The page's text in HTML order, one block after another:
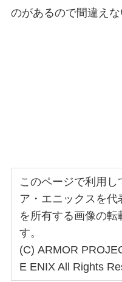
のがあるので間違え
このページで利用
ア・エニックスを代
を所有する画像の転
す。
(C) ARMOR
E ENIX All Rights